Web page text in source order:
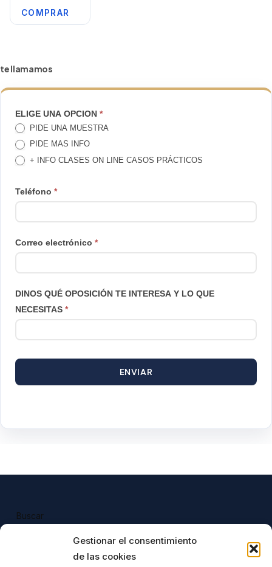
Gestionar el consentimiento
de las cookies
COMPRAR
te llamamos
TE
LLAMAMOS
ELIGE UNA OPCION *
PIDE UNA MUESTRA
PIDE MAS INFO
+ INFO CLASES ON LINE CASOS PRÁCTICOS
Teléfono *
Correo electrónico *
DINOS QUÉ OPOSICIÓN TE INTERESA Y LO QUE
NECESITAS *
ENVIAR
Buscar